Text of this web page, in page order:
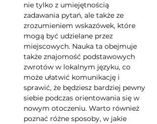
nie tylko z umiejętnością
zadawania pytań, ale także ze
zrozumieniem wskazówek, które
mogą być udzielane przez
miejscowych. Nauka ta obejmuje
także znajomość podstawowych
zwrotów w lokalnym języku, co
może ułatwić komunikację i
sprawić, że będziesz bardziej pewny
siebie podczas orientowania się w
nowym otoczeniu. Warto również
poznać różne sposoby, w jakie